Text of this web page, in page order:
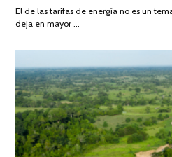
El de las tarifas de energía no es un
deja en mayor …